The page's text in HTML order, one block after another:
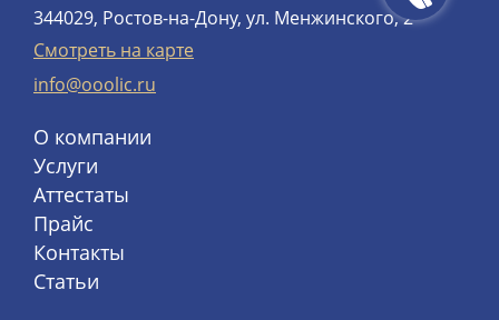
344029, Ростов-на-Дону, ул. Менжинского, 2
Смотреть на карте
info@ooolic.ru
О компании
Услуги
Аттестаты
Прайс
Контакты
Статьи